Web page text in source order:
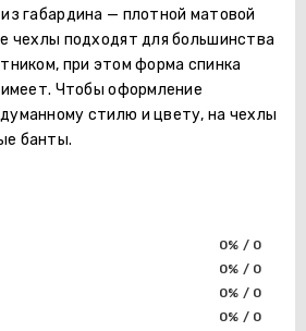
габардина — плотной матовой
чехлы подходят для большинства
при этом форма спинка
имеет. Чтобы оформление
стилю и цвету, на чехлы
банты.
0% / 0
0% / 0
0% / 0
0% / 0